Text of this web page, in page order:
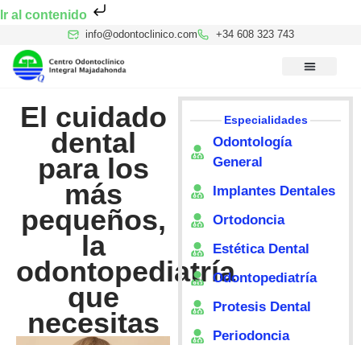
Ir al contenido
info@odontoclinico.com +34 608 323 743
El cuidado
dental
para los
más
pequeños,
la
odontopediatría
que
necesitas
Especialidades
Odontología
General
Implantes Dentales
Ortodoncia
Estética Dental
Odontopediatría
Protesis Dental
Periodoncia